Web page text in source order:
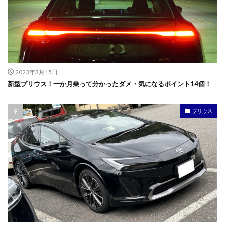
2023年3月15日
新型プリウス！一か月乗って分かったダメ・気になるポイント14個！
プリウス